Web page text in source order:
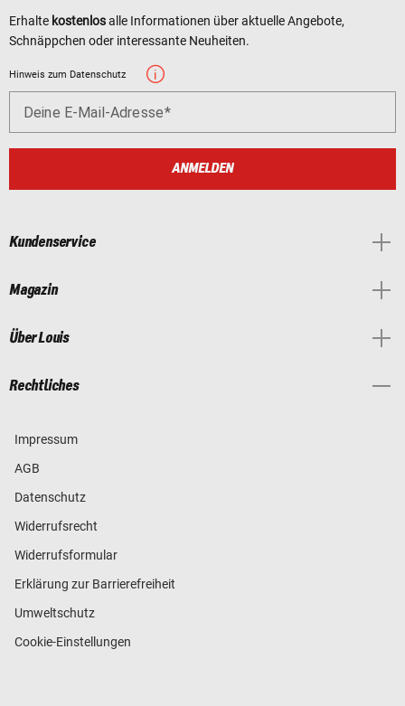
Erhalte kostenlosalle Informationen über aktuelle Angebote,
Schnäppchen oder interessante Neuheiten.
Hinweis zum Datenschutz
Deine E-Mail-Adresse
ANMELDEN
Kundenservice
Magazin
Über Louis
Rechtliches
Impressum
AGB
Datenschutz
Widerrufsrecht
Widerrufsformular
Erklärung zur Barrierefreiheit
Umweltschutz
Cookie-Einstellungen